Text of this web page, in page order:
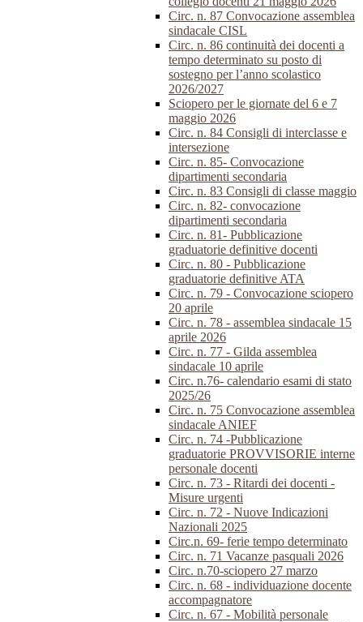
Circ. n. 87 Convocazione assemblea
sindacale CISL
Circ. n. 86 continuità dei docenti a
tempo determinato su posto di
sostegno per l’anno scolastico
2026/2027
Sciopero per le giornate del 6 e 7
maggio 2026
Circ. n. 84 Consigli di interclasse e
intersezione
Circ. n. 85- Convocazione
dipartimenti secondaria
Circ. n. 83 Consigli di classe maggio
Circ. n. 82- convocazione
dipartimenti secondaria
Circ. n. 81- Pubblicazione
graduatorie definitive docenti
Circ. n. 80 - Pubblicazione
graduatorie definitive ATA
Circ. n. 79 - Convocazione sciopero
20 aprile
Circ. n. 78 - assemblea sindacale 15
aprile 2026
Circ. n. 77 - Gilda assemblea
sindacale 10 aprile
Circ. n.76- calendario esami di stato
2025/26
Circ. n. 75 Convocazione assemblea
sindacale ANIEF
Circ. n. 74 -Pubblicazione
graduatorie PROVVISORIE interne
personale docenti
Circ. n. 73 - Ritardi dei docenti -
Misure urgenti
Circ. n. 72 - Nuove Indicazioni
Nazionali 2025
Circ.n. 69- ferie tempo determinato
Circ. n. 71 Vacanze pasquali 2026
Circ. n.70-sciopero 27 marzo
Circ. n. 68 - individuazione docente
accompagnatore
Circ. n. 67 - Mobilità personale